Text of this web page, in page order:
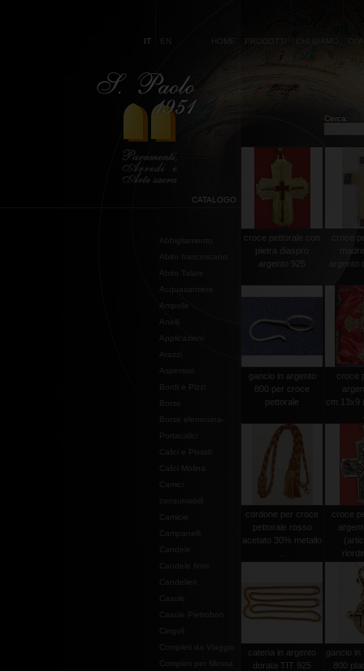
IT EN HOME PRODOTTI CHI SIAMO
Cerca:
CATALOGO
Abbigliamento
Abito francescano
Abito Talare
Acquasantiere
Ampolle
Anelli
Applicazioni
Arazzi
Aspersori
Bordi e Pizzi
Borse
Borse elemosina-
Portacalici
Calici e Pissidi
Calici Molina
Campanelli
Candele
Candele finte
Candelieri
Casule
Casule Pietrobon
Cingoli
Completi da Viaggio
Completi per Messa
croce pettorale con
pietra diaspro
argento 925
croce
argento
gancio in argento
800 per croce
pettorale
croce
cm.13x9
cordone per croce
pettorale rosso
acetato 30% metallo
croce
catena in argento
dorata TIT 925
gancio in
800